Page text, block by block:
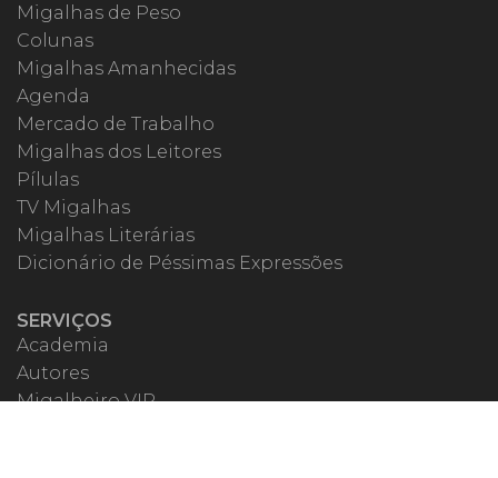
Migalhas de Peso
Colunas
Migalhas Amanhecidas
Agenda
Mercado de Trabalho
Migalhas dos Leitores
Pílulas
TV Migalhas
Migalhas Literárias
Dicionário de Péssimas Expressões
SERVIÇOS
Academia
Autores
Migalheiro VIP